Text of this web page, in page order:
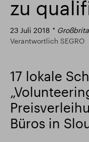
Intelligenter Park
zu
23 Juli 2018
Verantwortlich SEGRO
17 lokale
Büros in